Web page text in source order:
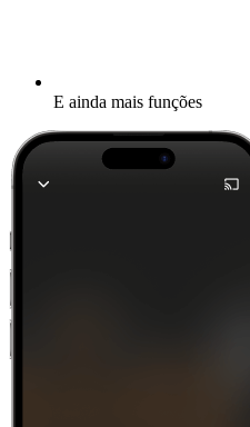
E ainda mais funções